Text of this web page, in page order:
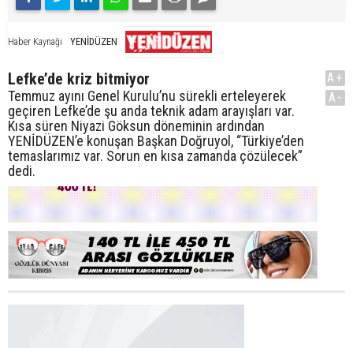
Haber Kaynağı YENİDÜZEN
Lefke’de kriz bitmiyor
Temmuz ayını Genel Kurulu’nu sürekli erteleyerek
geçiren Lefke’de şu anda teknik adam arayışları var.
Kısa süren Niyazi Göksun döneminin ardından
YENİDÜZEN’e konuşan Başkan Doğruyol, “Türkiye’den
temaslarımız var. Sorun en kısa zamanda çözülecek”
dedi.
A+
A-